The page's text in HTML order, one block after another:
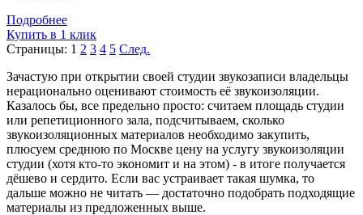
Подробнее
Купить в 1 клик
Страницы: 1 2 3 4 5 След.
Зачастую при открытии своей студии звукозаписи владельцы
нерационально оценивают стоимость её звукоизоляции.
Казалось бы, все предельно просто: считаем площадь студии
или репетиционного зала, подсчитываем, сколько
звукоизоляционных материалов необходимо закупить,
плюсуем среднюю по Москве цену на услугу звукоизоляции
студии (хотя кто-то экономит и на этом) - в итоге получается
дёшево и сердито. Если вас устраивает такая шумка, то
дальше можно не читать — достаточно подобрать подходящие
материалы из предложенных выше.